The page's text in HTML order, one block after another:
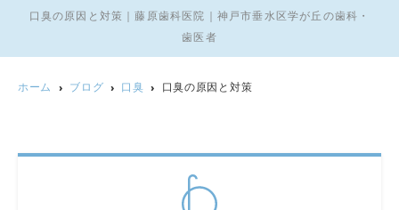
口臭の原因と対策｜藤原歯科医院｜神戸市垂水区学が丘の歯科・
歯医者
ホーム ブログ 口臭 口臭の原因と対策